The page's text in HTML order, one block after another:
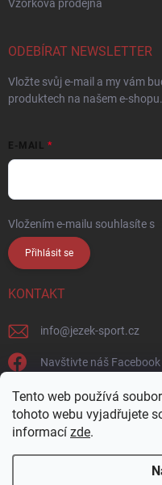
Tento web používá
tohoto webu vyjadřujete
informací zde.
Vzorková prodejna
ODEBÍRAT NEWSLETTER
Vložte svůj e-mail a my vám
produktech na našem e-shopu.
E-MAIL
Vložením e-mailu souhlasíte s
Přihlásit se
KONTAKT
info@jezek-sport.cz
Navštivte náš Facebook
jezek_sport_np/